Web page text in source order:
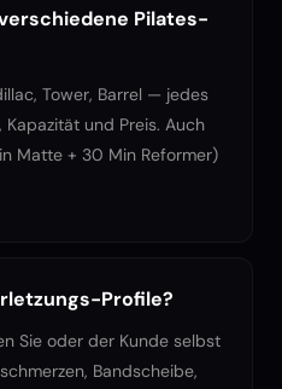
Pilates-
Tower, Barrel — jedes
und Preis. Auch
Matte + 30 Min Reformer)
Profile?
Sie oder der Kunde selbst
Bandscheibe,